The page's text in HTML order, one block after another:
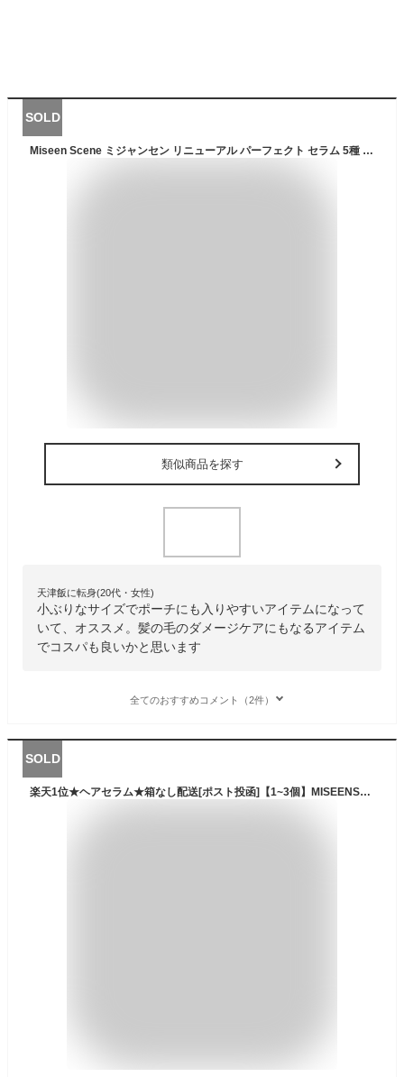
SOLD
Miseen Scene ミジャンセン リニューアル パーフェクト セラム 5種 各80ml ヘアオイル ダメージケア 単品 正規品 韓国コスメ
類似商品を探す
天津飯に転身(20代・女性)
小ぶりなサイズでポーチにも入りやすいアイテムになって
いて、オススメ。髪の毛のダメージケアにもなるアイテム
でコスパも良いかと思います
全てのおすすめコメント（2件）
SOLD
楽天1位★ヘアセラム★箱なし配送[ポスト投函]【1~3個】MISEENSCENE PERFECT SERUM [SUPERRICH] 80ml【正規品】TWICE モモちゃんお気に入り aespa ミジャンセン オリジナル ヘアケア エッセンス セラム 洗い流さない オイル ヘアオイル ダメージケア さらさら 髪